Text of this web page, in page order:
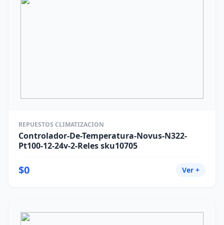
REPUESTOS CLIMATIZACION
Controlador-De-Temperatura-Novus-N322-
Pt100-12-24v-2-Reles sku10705
$0 Ver +